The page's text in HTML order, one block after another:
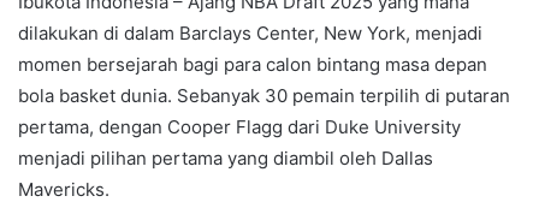
dilakukan di dalam Barclays Center, New York, menjadi
momen bersejarah bagi para calon bintang masa depan
bola basket dunia. Sebanyak 30 pemain terpilih di putaran
pertama, dengan Cooper Flagg dari Duke University
menjadi pilihan pertama yang diambil oleh Dallas
Mavericks.